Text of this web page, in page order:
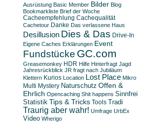
Ausrüstung Basic Member Bilder Blog
Bookmarkliste Brief der Woche
Cacheempfehlung Cachequalität
Cachetour Danke Das verlassene Haus
Desillusion Dies & Das Drive-In
Eigene Caches Erklärungen Event
Fundstücke GC.com
Greasemonkey HDR Hilfe Hinterfragt Jagd
Jahresrückblick JR fragt nach Jubiläum
Klettern Kurios Location Lost Place Mikro
Multi Mystery Naturschutz Offen &
Ehrlich Opencaching Shit happens Sinnfrei
Statistik Tips & Tricks Tools Tradi
Traurig aber wahr! Umfrage UrbEx
Video Wherigo